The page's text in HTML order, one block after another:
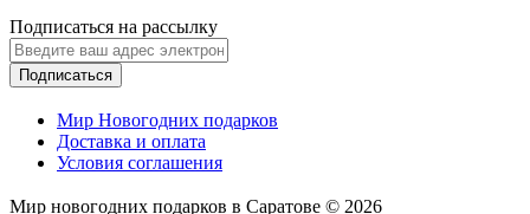
Подписаться на рассылку
Подписаться
Мир Новогодних подарков
Доставка и оплата
Условия соглашения
Мир новогодних подарков в Саратове © 2026